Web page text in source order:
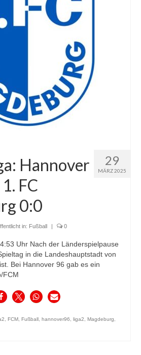
29
MÄRZ 2025
Hannover
FC
0:0
in: Fußball | 0
Uhr Nach der Länderspielpause
in die Landeshauptstadt von
Bei Hannover 96 gab es ein
FCM
FCM Fußball hannover96 liga2 Magdeburg